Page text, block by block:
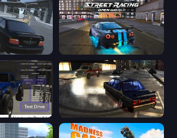
Hot Pursuit
Truck City Classic Car Driving: 131